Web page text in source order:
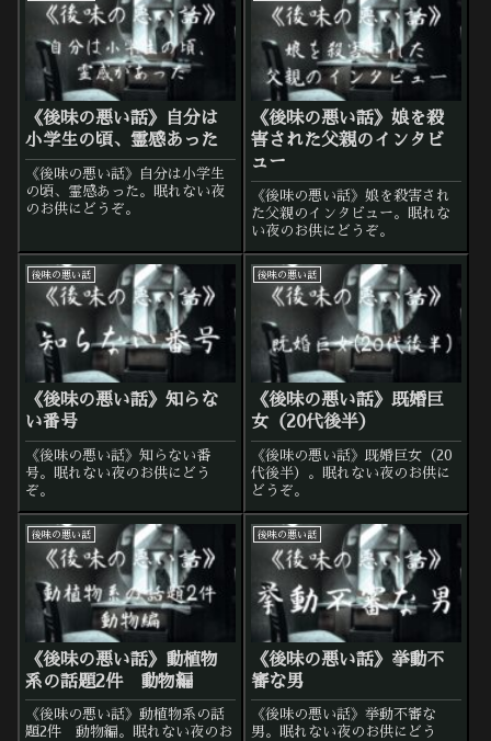
《後味の悪い話》自分は
小学生の頃、霊感あった
《後味の悪い話》自分は小学生
の頃、霊感あった。眠れない夜
のお供にどうぞ。
《後味の悪い話》娘を殺
害された父親のインタビ
ュー
《後味の悪い話》娘を殺害され
た父親のインタビュー。眠れな
い夜のお供にどうぞ。
後味の悪い話
《後味の悪い話》知らな
い番号
《後味の悪い話》知らない番
号。眠れない夜のお供にどう
ぞ。
後味の悪い話
《後味の悪い話》既婚巨
女（20代後半）
《後味の悪い話》既婚巨女（20
代後半）。眠れない夜のお供に
どうぞ。
後味の悪い話
《後味の悪い話》動植物
系の話題2件 動物編
《後味の悪い話》動植物系の話
題2件 動物編。眠れない夜のお
後味の悪い話
《後味の悪い話》挙動不
審な男
《後味の悪い話》挙動不審な
男。眠れない夜のお供にどう